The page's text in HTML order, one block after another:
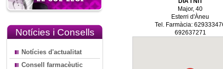
Notícies i Consells
Notícies d'actualitat
Consell farmacèutic
Major, 40
Esterri d'Àneu
Tel. Farmàcia:
692637271